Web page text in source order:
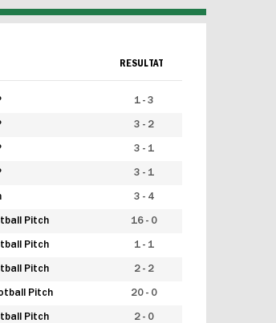
RESULTAT
1 - 3
3 - 2
3 - 1
3 - 1
3 - 4
Pitch 16 - 0
Pitch 1 - 1
Pitch 2 - 2
Pitch 20 - 0
Pitch 2 - 0